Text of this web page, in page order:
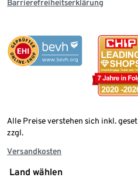
Barrierefreiheitserklärung
Alle Preise verstehen sich inkl.
zzgl.
Versandkosten
Land wählen